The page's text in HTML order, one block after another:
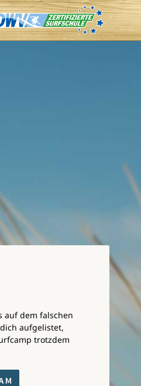
auf dem falschen
aufgelistet,
trotzdem